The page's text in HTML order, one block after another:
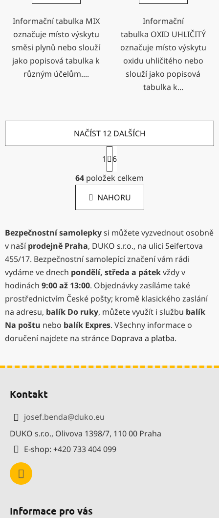
Informační tabulka MIX
označuje místo výskytu
směsi plynů nebo slouží
jako popisová tabulka k
různým účelům....
Informační
tabulka OXID UHLIČITÝ
označuje místo výskytu
oxidu uhličitého nebo
slouží jako popisová
tabulka k...
O
v
l
á
d
c
í
p
r
v
k
y
v
ý
p
i
u
NAČÍST 12 DALŠÍCH
S
t
r
á
n
k
n
í
1
6
64 položek celkem
NAHORU
Bezpečnostní samolepkysi můžete vyzvednout osobně
v naší prodejně Praha, DUKO s.r.o., na ulici Seifertova
455/17. Bezpečnostní samolepící značení vám rádi
vydáme ve dnech pondělí, středa a pátekvždy v
hodinách 9:00 až 13:00. Objednávky zasíláme také
prostřednictvím České pošty; kromě klasického zaslání
na adresu, balík Do ruky, můžete využít i službu balík
Na poštu nebo balík Expres. Všechny informace o
doručení najdete na stránce Doprava a platba.
Kontakt
josef.benda@duko.eu
DUKO s.r.o., Olivova 1398/7, 110 00 Praha
E-shop: +420 733 404 099
Informace pro vás